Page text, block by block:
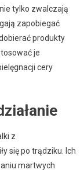
tylko zwalczają
zapobiegać
produkty
je
cery
z
się po trądziku. Ich
martwych